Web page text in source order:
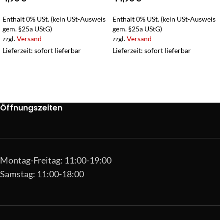
Enthält 0% USt. (kein USt-Ausweis
gem. §25a UStG)
zzgl.Versand
Lieferzeit: sofort lieferbar
Enthält 0% USt. (kein USt-Ausweis
gem. §25a UStG)
zzgl.Versand
Lieferzeit: sofort lieferbar
Öffnungszeiten
Montag-Freitag: 11:00-19:00
Samstag: 11:00-18:00